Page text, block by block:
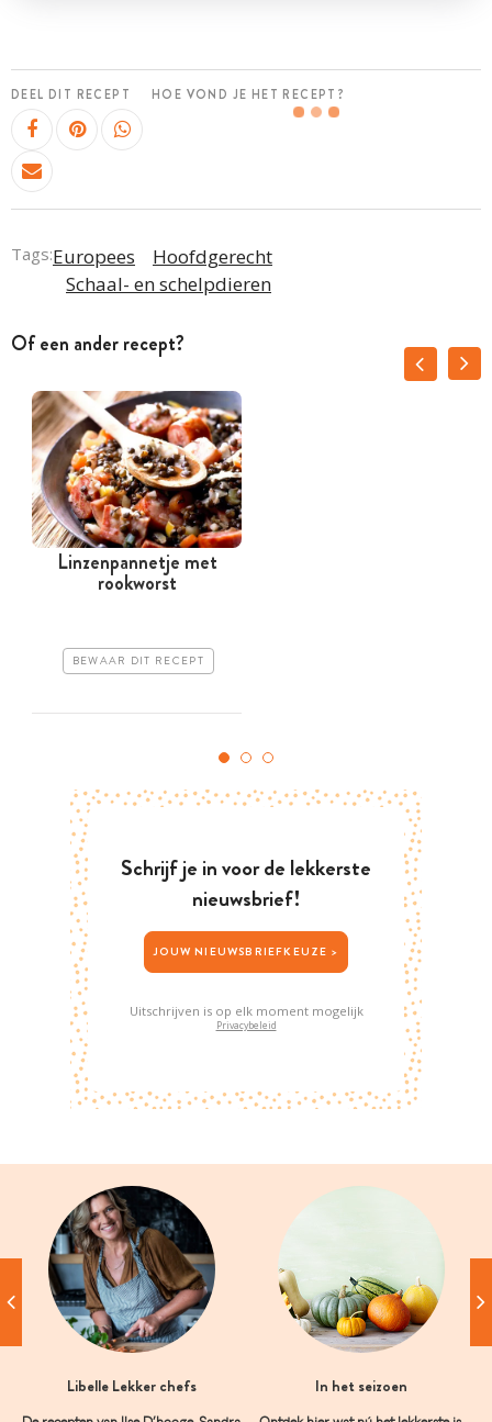
DEEL DIT RECEPT HOE VOND JE HET RECEPT?
Tags:Europees
Hoofdgerecht
Schaal- en schelpdieren
Of een ander recept?
Linzenpannetje met
rookworst
BEWAAR DIT RECEPT
Schrijf je in voor de lekkerste
nieuwsbrief!
JOUW NIEUWSBRIEFKEUZE >
Uitschrijven is op elk moment mogelijk
Privacybeleid
Libelle Lekker chefs In het seizoen